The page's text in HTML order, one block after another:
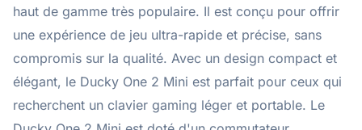
haut de gamme très populaire. Il est conçu pour offrir
une expérience de jeu ultra-rapide et précise, sans
compromis sur la qualité. Avec un design compact et
élégant, le Ducky One 2 Mini est parfait pour ceux qui
recherchent un clavier gaming léger et portable. Le